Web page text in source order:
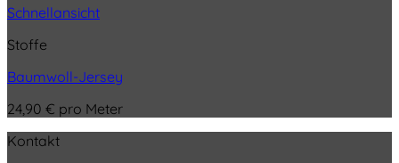
Schnellansicht
Stoffe
Baumwoll-Jersey
24,90 € pro Meter
Kontakt